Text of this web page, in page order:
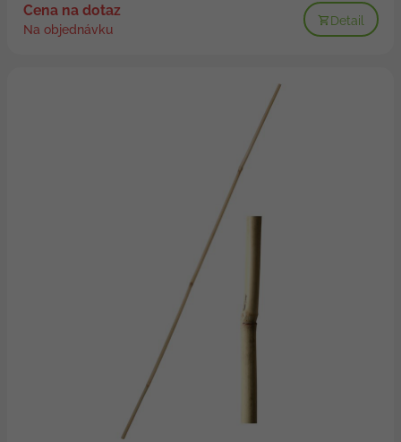
Cena na dotaz
Na objednávku
Detail